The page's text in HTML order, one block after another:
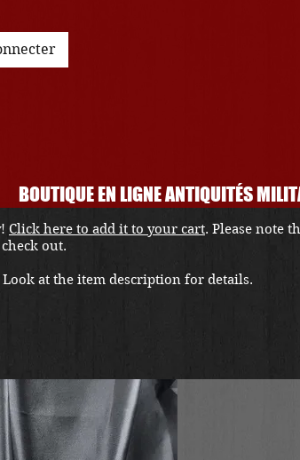
BOUTIQUE EN LIGNE ANTIQUITÉS
Click here to add it to your cart. Please note
out.
at the item description for details.